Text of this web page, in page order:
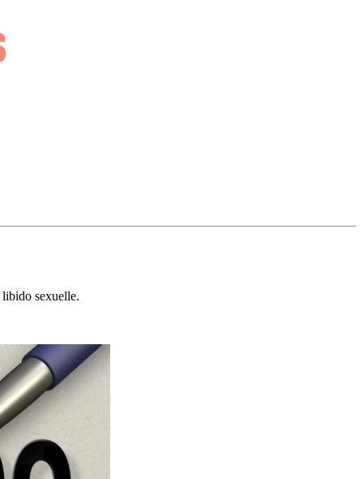
libido sexuelle.